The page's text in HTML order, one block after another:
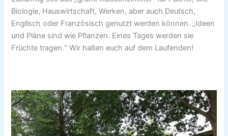
Biologie, Hauswirtschaft, Werken, aber auch Deutsch,
Englisch oder Französisch genutzt werden können. „Ideen
und Pläne sind wie Pflanzen. Eines Tages werden sie
Früchte tragen.“ Wir halten euch auf dem Laufenden!